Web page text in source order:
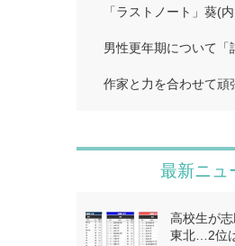
「ラストノート」葵(
男性更年期について「
作家と力を合わせて
最新ニュ
高校生が志
東北…2位